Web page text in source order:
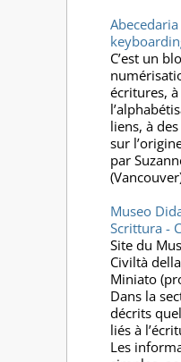
C’est un
écritures,
liens, à
sur
par
Museo
Scrittura -
Site du
Civiltà
Miniato
Dans la
décrits
liés à
Les